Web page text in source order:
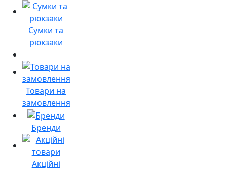
Сумки та
рюкзаки
Товари на
замовлення
Бренди
Акційні